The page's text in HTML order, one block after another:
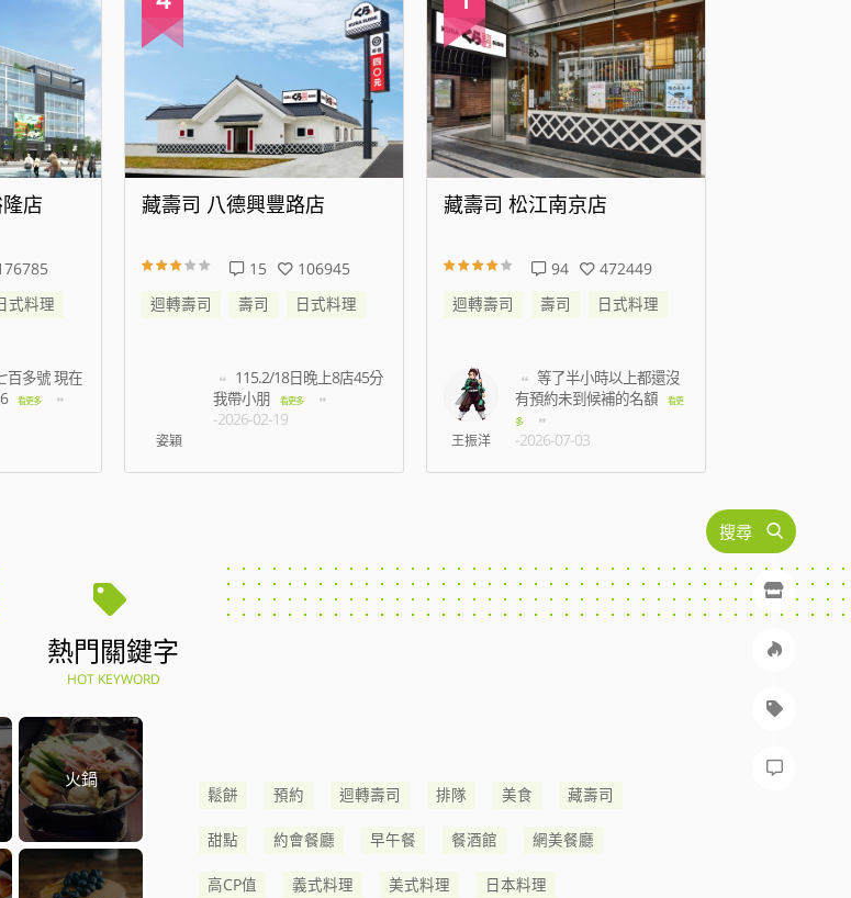
搜尋
式料理
上8店45分
藏壽司 松江南京店
94
472449
迴轉壽司
壽司 日式料理
王振洋
等了半小時以上都還沒
有預約未到候補的名額
多
藏壽司 高雄時代大道店
138
344545
迴轉壽司
壽司 日式料理
C人
準備結帳時候蟑螂跑到
身上，2名店員只是默
看更
多
-2026-07-15
熱門關鍵字
HOT KEYWORD
火鍋
鬆餅 預約 迴轉壽司 排隊 美食 藏壽司
甜點 約會餐廳 早午餐 餐酒館 網美餐廳
高CP值 義式料理 美式料理 日本料理